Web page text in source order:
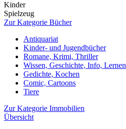
Kinder
Spielzeug
Zur Kategorie Bücher
Antiquariat
Kinder- und Jugendbücher
Romane, Krimi, Thriller
Wissen, Geschichte, Info, Lernen
Gedichte, Kochen
Comic, Cartoons
Tiere
Zur Kategorie Immobilien
Übersicht